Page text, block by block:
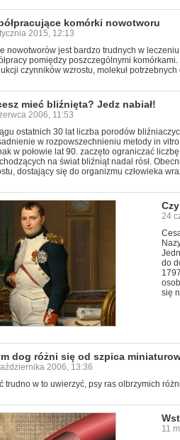
komórki nowotworu
2015, 12:13
nowotworów jest bardzo trudnych w
pomiędzy poszczególnymi
czynników wzrostu, molekuł
mieć bliźnięta? Jedz nabiał!
2006, 11:53
ostatnich 30 lat liczba porodów
w rozpowszechnieniu metody in
w połowie lat 90. zaczęto ograniczać
na świat bliźniąt nadal rósł.
dostający się do organizmu człowieka
24
do
się
dog różni się od szpica
2006, 13:36
trudno w to uwierzyć, psy ras olbrzymich
11